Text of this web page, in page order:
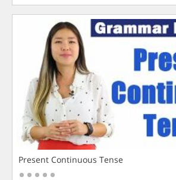
Present Continuous Tense